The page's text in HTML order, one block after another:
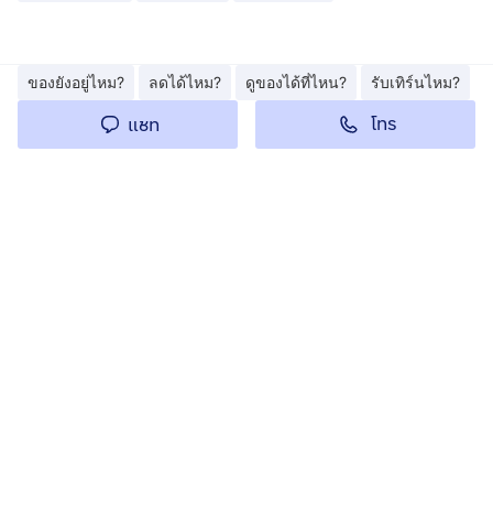
ของยังอยู่ไหม? ลดได้ไหม? ดูของได้ที่ไหน? รับเทิร์นไหม?
แชท โทร